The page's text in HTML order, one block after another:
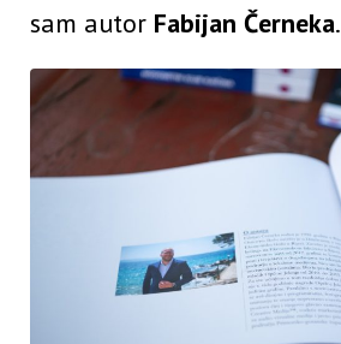
sam autor Fabijan Černeka.